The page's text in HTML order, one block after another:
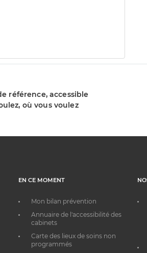
référence, accessible
où vous voulez
EN CE MOMENT
Mon bilan prévention
Annuaire de l'accessibilité des
cabinets
Carte des lieux de soins non
programmés